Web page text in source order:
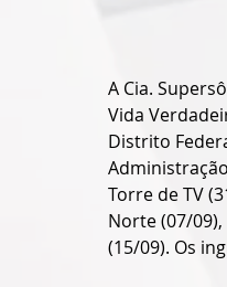
A Cia.
Vida
Distrito
Torre de TV
Norte (07/09),
(15/09). Os